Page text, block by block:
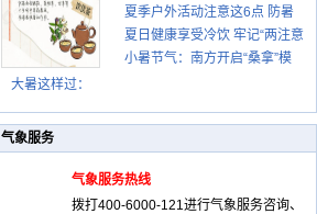
大暑这样过：
贴士
夏季户外活动注意这6点 防暑
健身两不误
夏日健康享受冷饮 牢记“两注意
一控制”
小暑节气：南方开启“桑拿”模
气象服务
气象服务热线
拨打400-6000-121进行气象服务咨询、